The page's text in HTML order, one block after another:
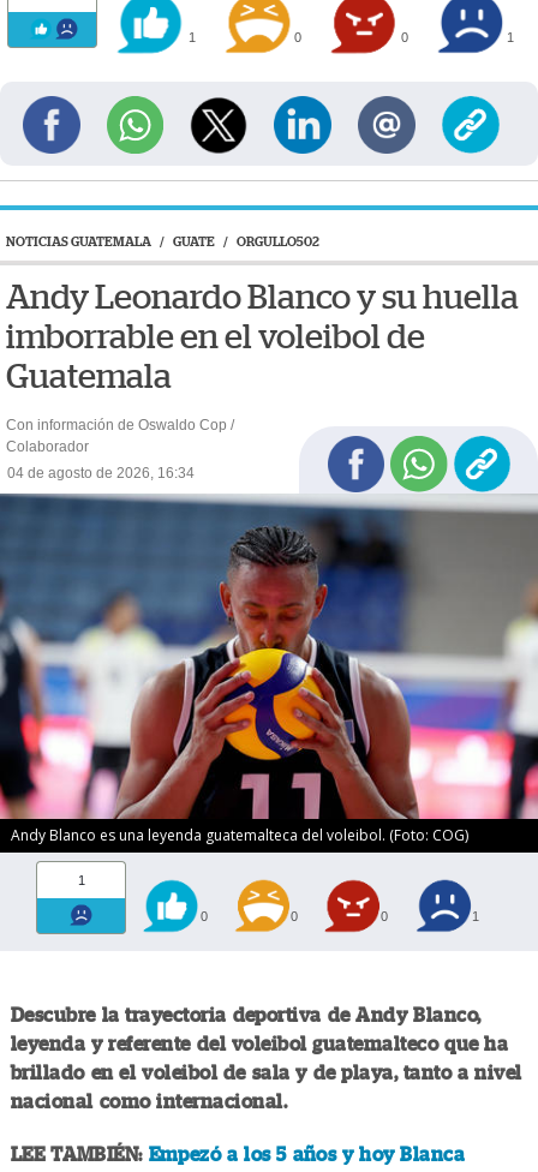
1 0 0 1
NOTICIAS GUATEMALA / GUATE / ORGULLO502
Andy Leonardo Blanco y su huella
imborrable en el voleibol de
Guatemala
Con información de Oswaldo Cop /
Colaborador
04 de agosto de 2026, 16:34
Andy Blanco es una leyenda guatemalteca del voleibol. (Foto: COG)
1
0 0 0 1
Descubre la trayectoria deportiva de Andy Blanco,
leyenda y referente del voleibol guatemalteco que ha
brillado en el voleibol de sala y de playa, tanto a nivel
nacional como internacional.
LEE TAMBIÉN: Empezó a los 5 años y hoy Blanca